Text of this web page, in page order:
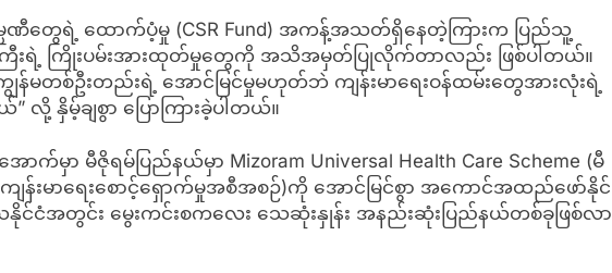
တွေရဲ့ ထောက်ပံ့မှု (CSR Fund) အကန့်အသတ်ရှိနေတဲ့ကြားက ပြည်သူ့
န်ကြီးရဲ့ ကြိုးပမ်းအားထုတ်မှုတွေကို အသိအမှတ်ပြုလိုက်တာလည်း ဖြစ်ပါတယ်။
ျွန်မတစ်ဦးတည်းရဲ့ အောင်မြင်မှုမဟုတ်ဘဲ ကျန်းမာရေးဝန်ထမ်းတွေအားလုံးရဲ့
လို့ နှိမ့်ချစွာ ပြောကြားခဲ့ပါတယ်။
ောက်မှာ မီဇိုရမ်ပြည်နယ်မှာ Mizoram Universal Health Care Scheme (မီ
းမာရေးစောင့်ရှောက်မှုအစီအစဉ်)ကို အောင်မြင်စွာ အကောင်အထည်ဖော်နိုင်
င်ငံအတွင်း မွေးကင်းစကလေး သေဆုံးနှုန်း အနည်းဆုံးပြည်နယ်တစ်ခုဖြစ်လာ